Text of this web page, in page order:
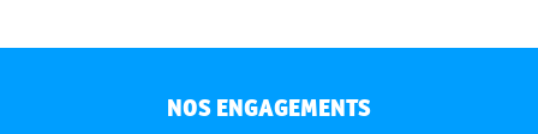
NOS ENGAGEMENTS